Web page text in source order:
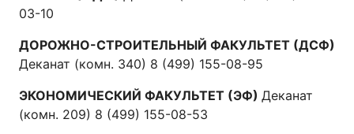
03-10
ДОРОЖНО-СТРОИТЕЛЬНЫЙ ФАКУЛЬТЕТ (ДСФ)
Деканат (комн. 340) 8 (499) 155-08-95
ЭКОНОМИЧЕСКИЙ ФАКУЛЬТЕТ (ЭФ) Деканат
(комн. 209) 8 (499) 155-08-53